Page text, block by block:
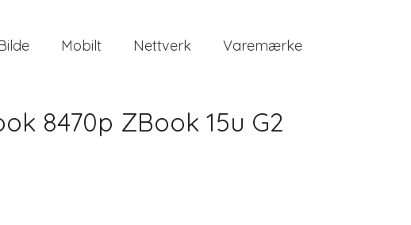
Mobilt Nettverk Varemærke
8470p ZBook 15u G2